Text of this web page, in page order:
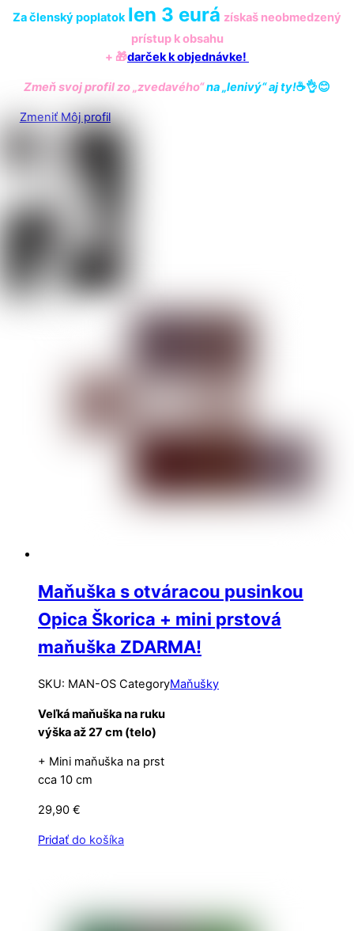
Za členský poplatok len 3 eurá získaš neobmedzený
prístup k obsahu
+ 🎁darček k objednávke!
Zmeň svoj profil zo „zvedavého“na „lenivý“ aj ty!☕️👌😊
Zmeniť Môj profil
Maňuška s otváracou pusinkou
Opica Škorica + mini prstová
maňuška ZDARMA!
SKU: MAN-OS CategoryMaňušky
Veľká maňuška na ruku
výška až 27 cm (telo)
+ Mini maňuška na prst
cca 10 cm
29,90 €
Pridať do košíka